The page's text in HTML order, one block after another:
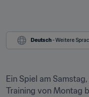
Deutsch - Weitere
Ein Spiel am
Training von Montag